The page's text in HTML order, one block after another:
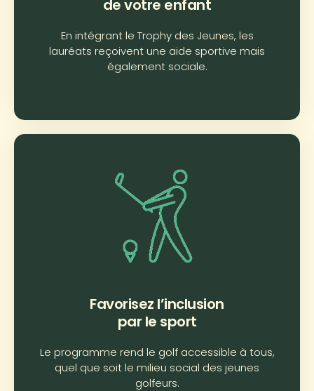
de votre enfant
En intégrant le Trophy des Jeunes, les
lauréats reçoivent une aide sportive mais
également sociale.
Favorisez l’inclusion
par le sport
Le programme rend le golf accessible à tous,
quel que soit le milieu social des jeunes
golfeurs.